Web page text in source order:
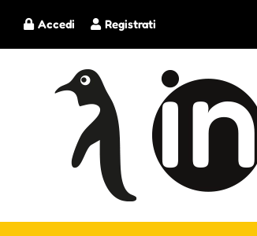
Registrati
Accedi